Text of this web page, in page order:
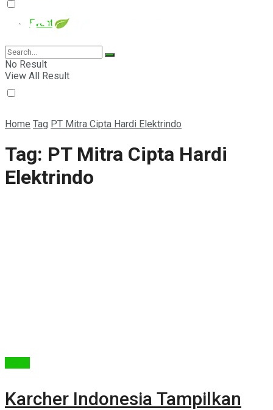
Event
E-Magazine
No Result
View All Result
Home Tag PT Mitra Cipta Hardi Elektrindo
Tag: PT Mitra Cipta Hardi
Elektrindo
Karcher Indonesia Tampilkan